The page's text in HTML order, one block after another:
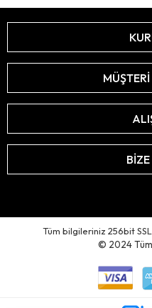
Tüm bilgileriniz 256bit
© 2024